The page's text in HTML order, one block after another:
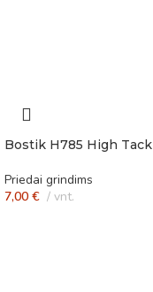
Bostik H785 High Tack
Priedai grindims
7,00 € vnt.